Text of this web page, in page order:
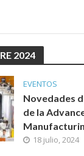
2024
EVENTOS
Novedades
de la
18 julio, 2024